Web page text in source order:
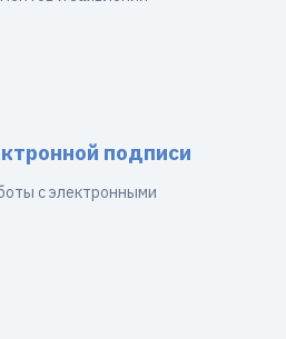
подписи
с электронными